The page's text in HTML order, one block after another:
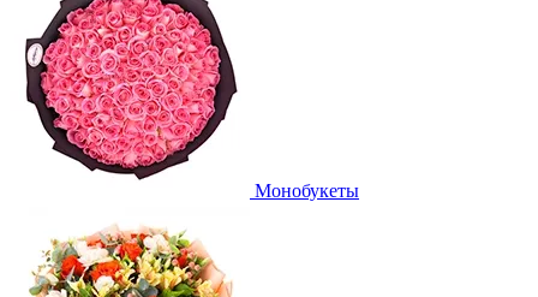
Монобукеты